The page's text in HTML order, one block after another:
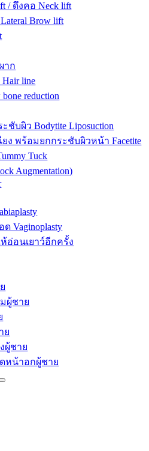
/ ดึงคอ Neck lift
Brow lift
าก
line
reduction
บผิว Bodytite Liposuction
ง พร้อมยกกระชับผิวหน้า Facetite
Tuck
Augmentation)
Vaginoplasty
อ่อนเยาว์อีกครั้ง
ผู้ชาย
ย
ผู้ชาย
หน้าอกผู้ชาย